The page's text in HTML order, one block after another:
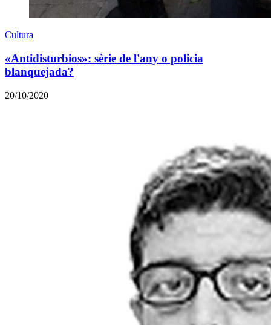
Cultura
«Antidisturbios»: sèrie de l'any o policia
blanquejada?
20/10/2020